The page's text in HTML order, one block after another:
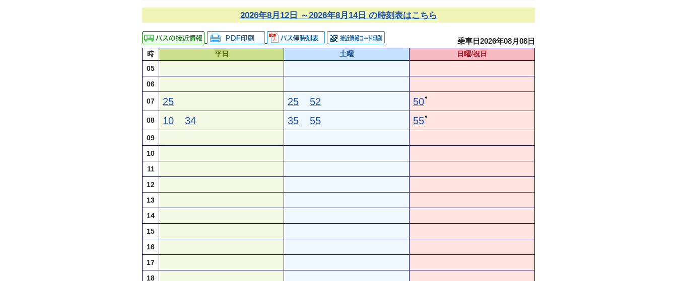
2026年8月12日 ～2026年8月14日 の時刻表はこちら
乗車日2026年08月08日
時 平日 土曜
日曜/祝日
05
06
07 25 25 52 50●
08 10 34 35 55 55●
09
10
11
12
13
14
15
16
17
18